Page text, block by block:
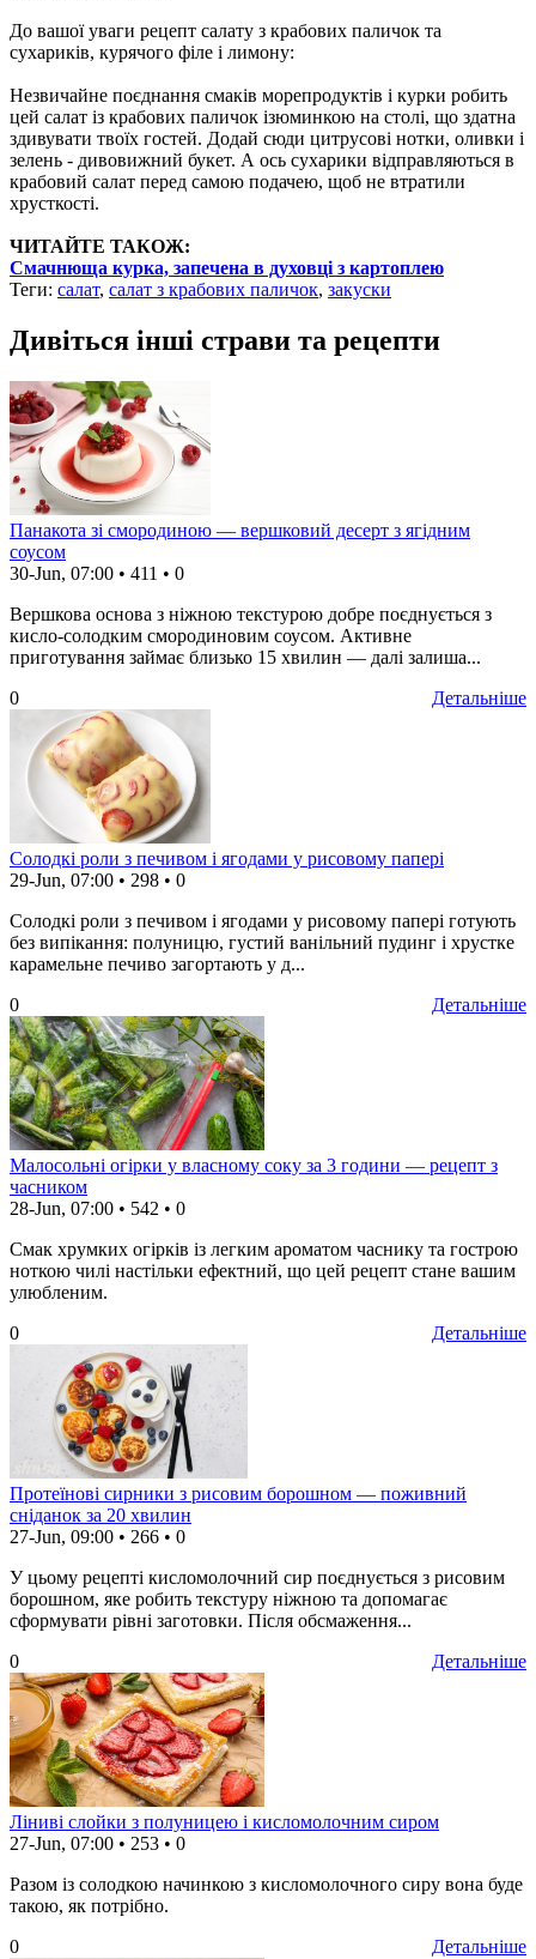
До вашої уваги рецепт салату з крабових паличок та
сухариків, курячого філе і лимону:
Незвичайне поєднання смаків морепродуктів і курки робить
цей салат із крабових паличок ізюминкою на столі, що здатна
здивувати твоїх гостей. Додай сюди цитрусові нотки, оливки і
зелень - дивовижний букет. А ось сухарики відправляються в
крабовий салат перед самою подачею, щоб не втратили
хрусткості.
ЧИТАЙТЕ ТАКОЖ:
Смачнюща курка, запечена в духовці з картоплею
Теги: салат, салат з крабових паличок, закуски
Дивіться інші страви та рецепти
Панакота зі смородиною — вершковий десерт з ягідним
соусом
30-Jun, 07:00 • 411 • 0
Вершкова основа з ніжною текстурою добре поєднується з
кисло-солодким смородиновим соусом. Активне
приготування займає близько 15 хвилин — далі залиша...
Детальніше
0
Солодкі роли з печивом і ягодами у рисовому папері
29-Jun, 07:00 • 298 • 0
Солодкі роли з печивом і ягодами у рисовому папері готують
без випікання: полуницю, густий ванільний пудинг і хрустке
карамельне печиво загортають у д...
Детальніше
0
Малосольні огірки у власному соку за 3 години — рецепт з
часником
28-Jun, 07:00 • 542 • 0
Смак хрумких огірків із легким ароматом часнику та гострою
ноткою чилі настільки ефектний, що цей рецепт стане вашим
улюбленим.
Детальніше
0
Протеїнові сирники з рисовим борошном — поживний
сніданок за 20 хвилин
27-Jun, 09:00 • 266 • 0
У цьому рецепті кисломолочний сир поєднується з рисовим
борошном, яке робить текстуру ніжною та допомагає
сформувати рівні заготовки. Після обсмаження...
Детальніше
0
Ліниві слойки з полуницею і кисломолочним сиром
27-Jun, 07:00 • 253 • 0
Разом із солодкою начинкою з кисломолочного сиру вона буде
такою, як потрібно.
Детальніше
0